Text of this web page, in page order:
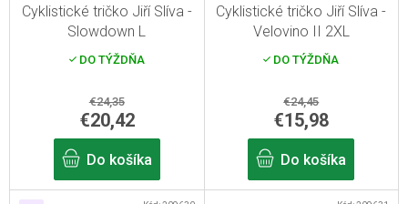
Cyklistické tričko Jiří Slíva -
Slowdown L
DO TÝŽDŇA
€24,35
€20,42
Do košíka
Cyklistické tričko Jiří Slíva -
Velovino II 2XL
DO TÝŽDŇA
€24,45
€15,98
Do košíka